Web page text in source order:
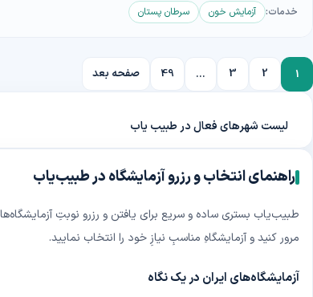
خدمات: آزمایش خون سرطان پستان
1
2
3
...
49 صفحه بعد
لیست شهرهای فعال در طبیب یاب
راهنمای انتخاب و رزرو آزمایشگاه در طبیب‌یاب
طبیب‌یاب بستری ساده و سریع برای یافتن و رزرو نوبتِ
مرور کنید و آزمایشگاهِ مناسبِ نیازِ خود را انتخاب نمایید.
آزمایشگاه‌های ایران در یک نگاه